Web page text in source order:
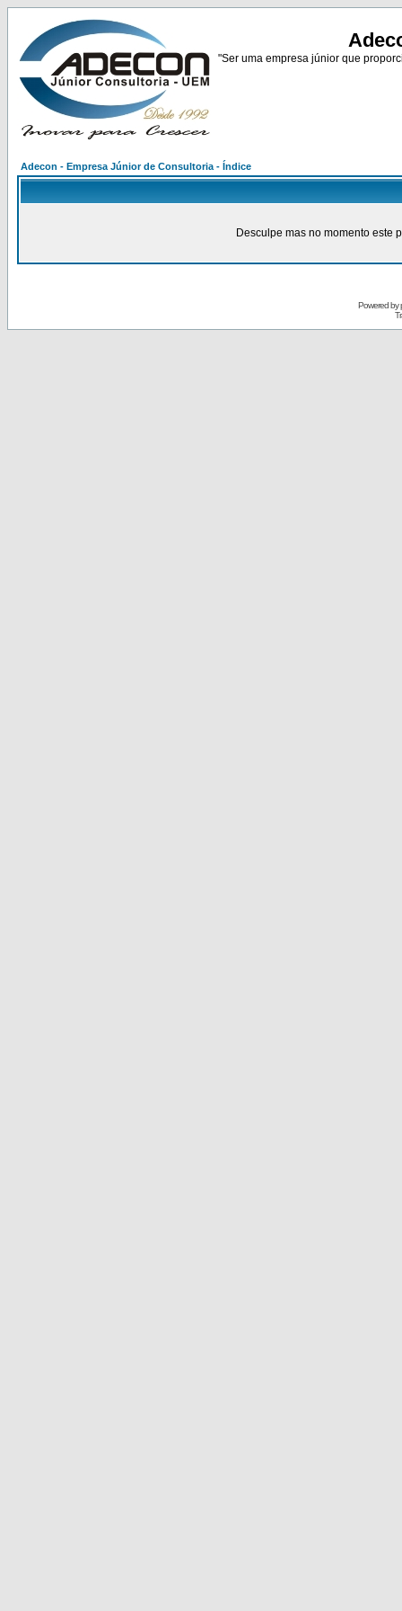
"Ser uma empresa júnior que
Adecon - Empresa Júnior de Consultoria - Índice
Desculpe mas no momento este
Powered by